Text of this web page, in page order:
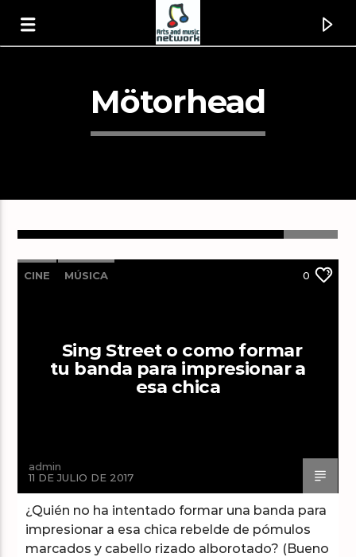
Duran Duran
Mötorhead
CINE MÚSICA 0
Sing Street o como formar
tu banda para impresionar a
esa chica
admin
11 DE JULIO DE 2017
¿Quién no ha intentado formar una banda para
impresionar a esa chica rebelde de pómulos
marcados y cabello rizado alborotado? (Bueno